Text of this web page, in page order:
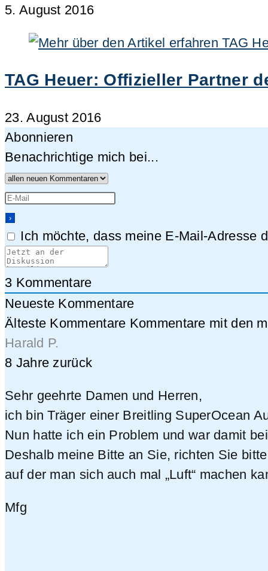
5. August 2016
TAG Heuer: Offizieller Partner
23. August 2016
Abonnieren
Benachrichtige mich bei...
Ich möchte, dass meine E-Mail-Adresse
3 Kommentare
Neueste Kommentare
Älteste Kommentare Kommentare mit den
Harald P.
8 Jahre zurück
Sehr geehrte Damen und Herren,
ich bin Träger einer Breitling SuperOcean
Nun hatte ich ein Problem und war damit
Deshalb meine Bitte an Sie, richten Sie
auf der man sich auch mal „Luft“ machen
Mfg